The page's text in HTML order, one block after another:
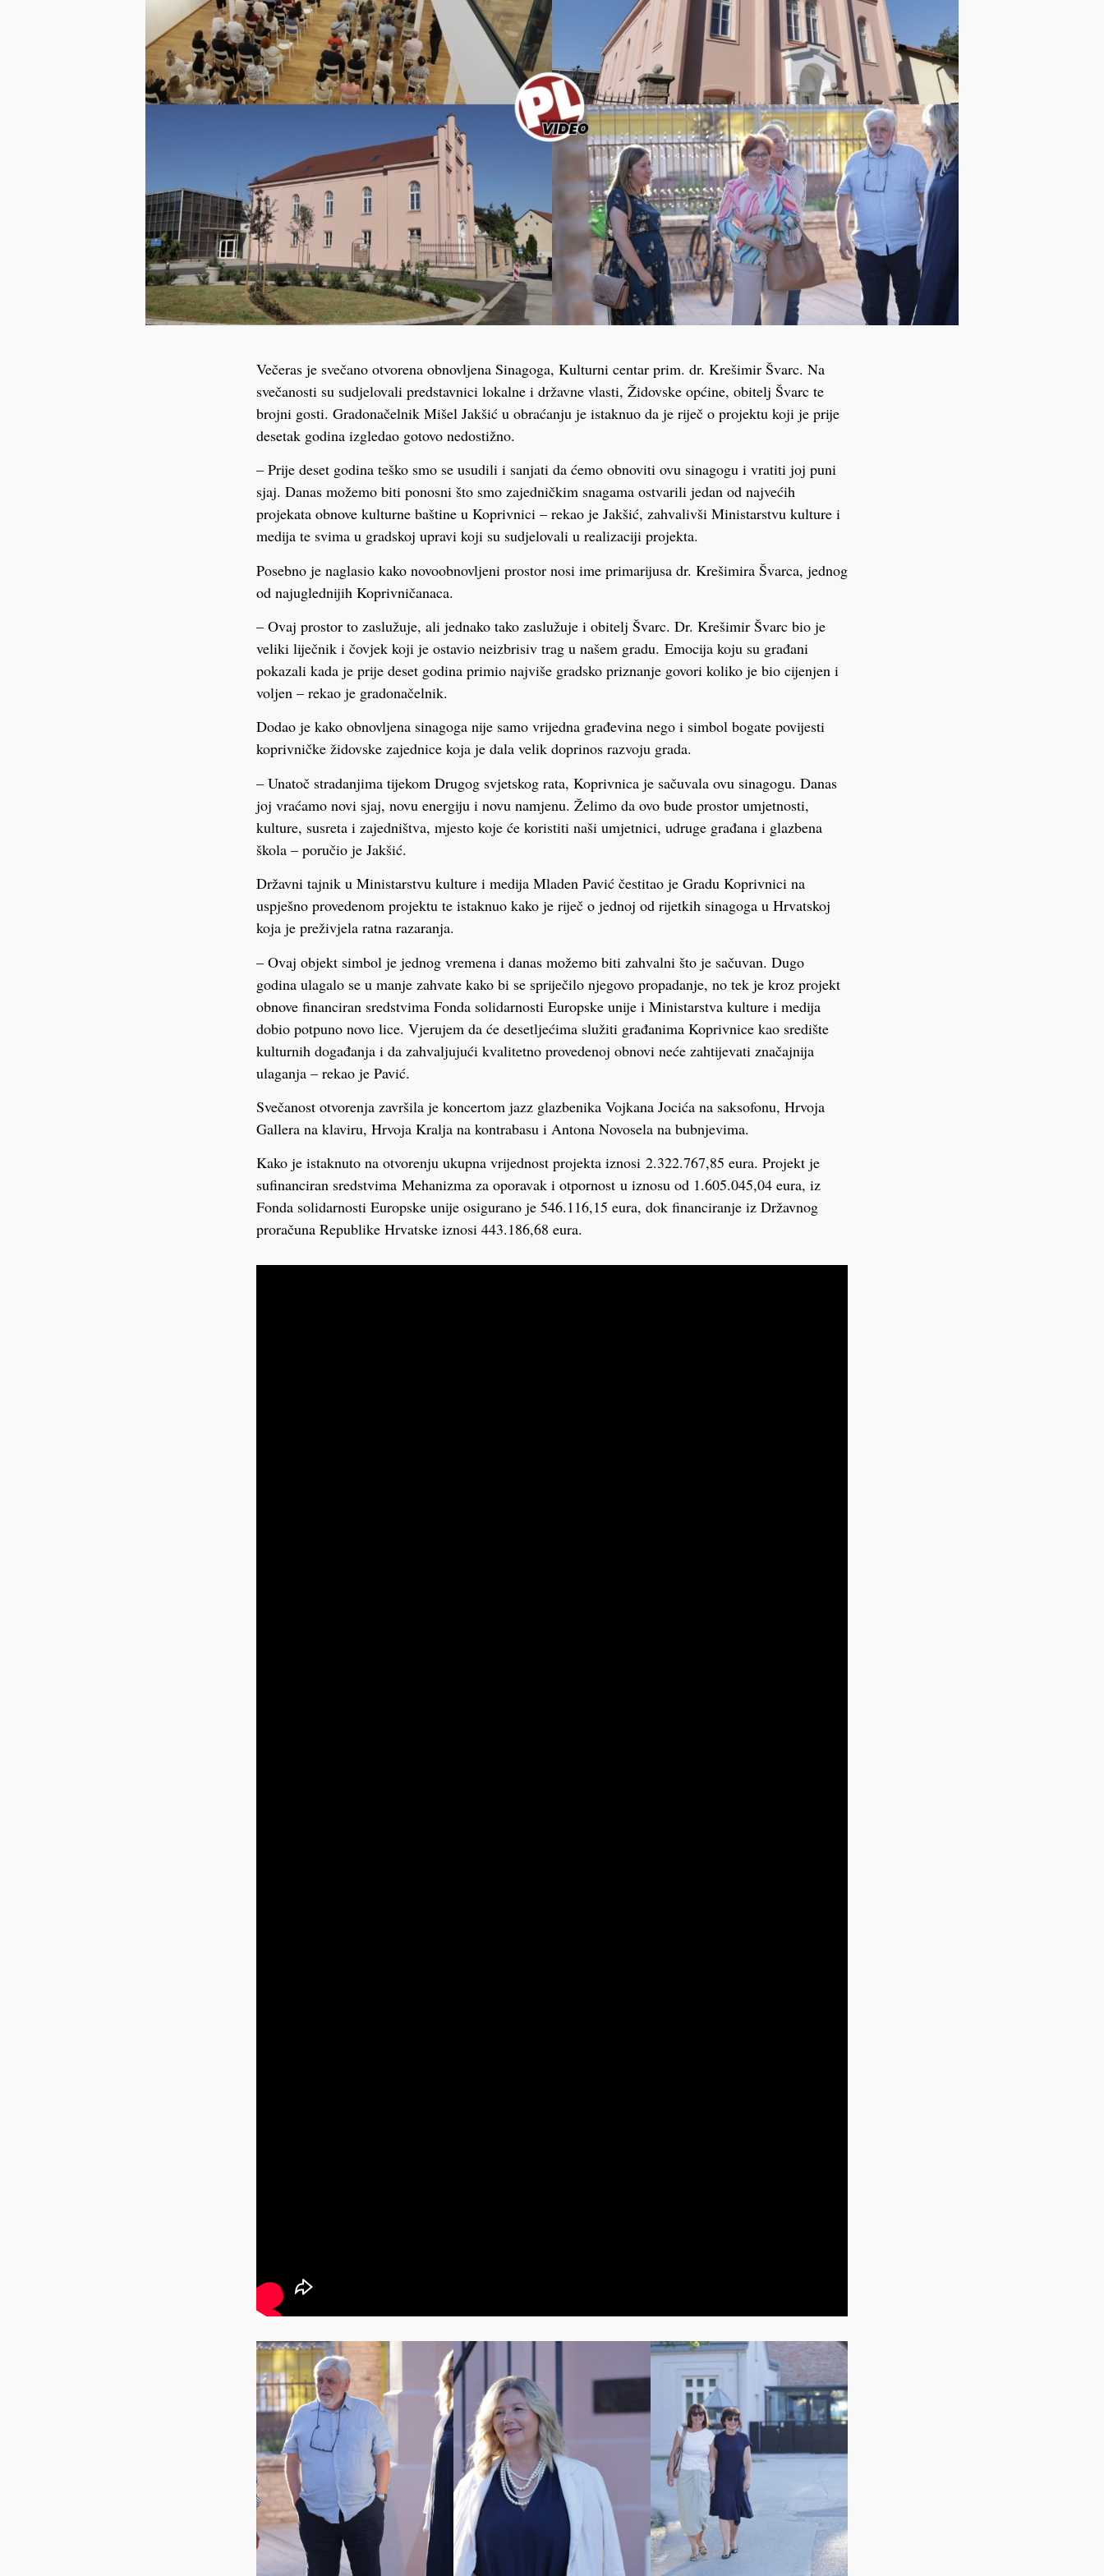
Večeras je svečano otvorena obnovljena Sinagoga, Kulturni centar prim. dr. Krešimir Švarc. Na
svečanosti su sudjelovali predstavnici lokalne i državne vlasti, Židovske općine, obitelj Švarc te
brojni gosti. Gradonačelnik Mišel Jakšić u obraćanju je istaknuo da je riječ o projektu koji je prije
desetak godina izgledao gotovo nedostižno.
– Prije deset godina teško smo se usudili i sanjati da ćemo obnoviti ovu sinagogu i vratiti joj puni
sjaj. Danas možemo biti ponosni što smo zajedničkim snagama ostvarili jedan od najvećih
projekata obnove kulturne baštine u Koprivnici – rekao je Jakšić, zahvalivši Ministarstvu kulture i
medija te svima u gradskoj upravi koji su sudjelovali u realizaciji projekta.
Posebno je naglasio kako novoobnovljeni prostor nosi ime primarijusa dr. Krešimira Švarca, jednog
od najuglednijih Koprivničanaca.
– Ovaj prostor to zaslužuje, ali jednako tako zaslužuje i obitelj Švarc. Dr. Krešimir Švarc bio je
veliki liječnik i čovjek koji je ostavio neizbrisiv trag u našem gradu. Emocija koju su građani
pokazali kada je prije deset godina primio najviše gradsko priznanje govori koliko je bio cijenjen i
voljen – rekao je gradonačelnik.
Dodao je kako obnovljena sinagoga nije samo vrijedna građevina nego i simbol bogate povijesti
koprivničke židovske zajednice koja je dala velik doprinos razvoju grada.
– Unatoč stradanjima tijekom Drugog svjetskog rata, Koprivnica je sačuvala ovu sinagogu. Danas
joj vraćamo novi sjaj, novu energiju i novu namjenu. Želimo da ovo bude prostor umjetnosti,
kulture, susreta i zajedništva, mjesto koje će koristiti naši umjetnici, udruge građana i glazbena
škola – poručio je Jakšić.
Državni tajnik u Ministarstvu kulture i medija Mladen Pavić čestitao je Gradu Koprivnici na
uspješno provedenom projektu te istaknuo kako je riječ o jednoj od rijetkih sinagoga u Hrvatskoj
koja je preživjela ratna razaranja.
– Ovaj objekt simbol je jednog vremena i danas možemo biti zahvalni što je sačuvan. Dugo
godina ulagalo se u manje zahvate kako bi se spriječilo njegovo propadanje, no tek je kroz projekt
obnove financiran sredstvima Fonda solidarnosti Europske unije i Ministarstva kulture i medija
dobio potpuno novo lice. Vjerujem da će desetljećima služiti građanima Koprivnice kao središte
kulturnih događanja i da zahvaljujući kvalitetno provedenoj obnovi neće zahtijevati značajnija
ulaganja – rekao je Pavić.
Svečanost otvorenja završila je koncertom jazz glazbenika Vojkana Jocića na saksofonu, Hrvoja
Gallera na klaviru, Hrvoja Kralja na kontrabasu i Antona Novosela na bubnjevima.
Kako je istaknuto na otvorenju ukupna vrijednost projekta iznosi 2.322.767,85 eura. Projekt je
sufinanciran sredstvima Mehanizma za oporavak i otpornost u iznosu od 1.605.045,04 eura, iz
Fonda solidarnosti Europske unije osigurano je 546.116,15 eura, dok financiranje iz Državnog
proračuna Republike Hrvatske iznosi 443.186,68 eura.